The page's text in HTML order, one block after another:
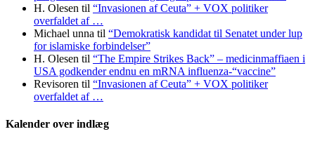
H. Olesen til “Invasionen af Ceuta” + VOX politiker
overfaldet af …
Michael unna til “Demokratisk kandidat til Senatet under lup
for islamiske forbindelser”
H. Olesen til “The Empire Strikes Back” – medicinmaffiaen i
USA godkender endnu en mRNA influenza-“vaccine”
Revisoren til “Invasionen af Ceuta” + VOX politiker
overfaldet af …
Kalender over indlæg